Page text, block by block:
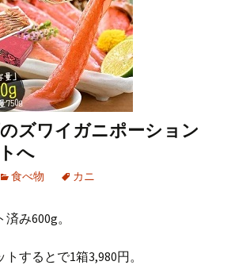
ズワイガニポーション
へ
食べ物 カニ
み600g。
するとで1箱3,980円。